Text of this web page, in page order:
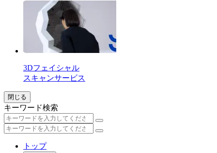
3Dフェイシャル
スキャンサービス
閉じる
キーワード検索
トップ